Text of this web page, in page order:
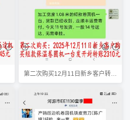
第二次购买12月11日新乡客户转账2310元